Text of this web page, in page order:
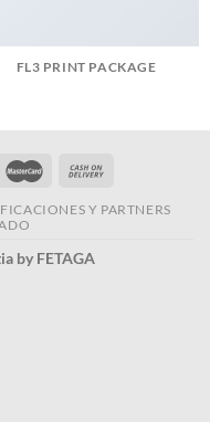
FL3 PRINT PACKAGE
Y PARTNERS
by FETAGA